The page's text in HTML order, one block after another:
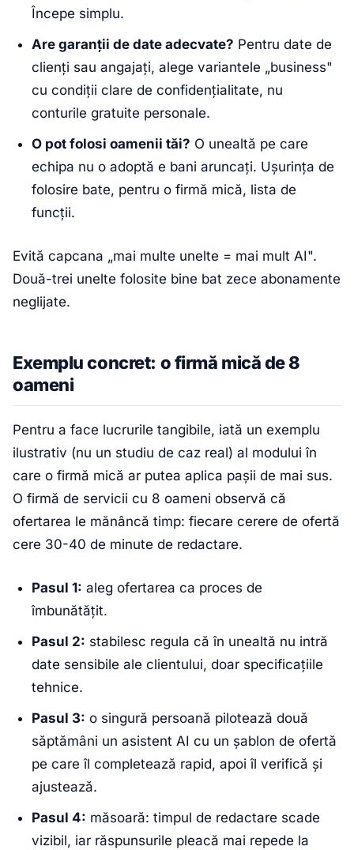
Începe simplu.
Are garanții de date adecvate? Pentru date de
clienți sau angajați, alege variantele „business"
cu condiții clare de confidențialitate, nu
conturile gratuite personale.
O pot folosi oamenii tăi? O unealtă pe care
echipa nu o adoptă e bani aruncați. Ușurința de
folosire bate, pentru o firmă mică, lista de
funcții.
Evită capcana „mai multe unelte = mai mult AI".
Două-trei unelte folosite bine bat zece abonamente
neglijate.
Exemplu concret: o firmă mică de 8
oameni
Pentru a face lucrurile tangibile, iată un exemplu
ilustrativ (nu un studiu de caz real) al modului în
care o firmă mică ar putea aplica pașii de mai sus.
O firmă de servicii cu 8 oameni observă că
ofertarea le mănâncă timp: fiecare cerere de ofertă
cere 30-40 de minute de redactare.
Pasul 1: aleg ofertarea ca proces de
îmbunătățit.
Pasul 2: stabilesc regula că în unealtă nu intră
date sensibile ale clientului, doar specificațiile
tehnice.
Pasul 3: o singură persoană pilotează două
săptămâni un asistent AI cu un șablon de ofertă
pe care îl completează rapid, apoi îl verifică și
ajustează.
Pasul 4: măsoară: timpul de redactare scade
vizibil, iar răspunsurile pleacă mai repede la